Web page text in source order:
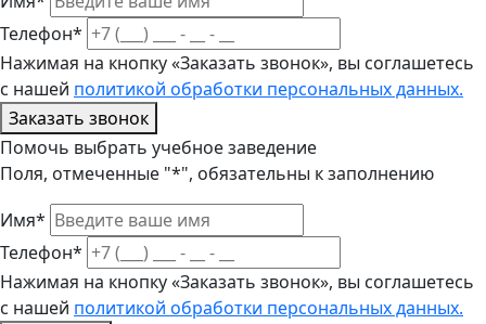
Телефон*
Нажимая на кнопку «Заказать звонок», вы соглашетесь
с нашей политикой обработки персональных данных.
Заказать звонок
Помочь выбрать учебное заведение
Поля, отмеченные "*", обязательны к заполнению
Имя*
Телефон*
Нажимая на кнопку «Заказать звонок», вы соглашетесь
с нашей политикой обработки персональных данных.